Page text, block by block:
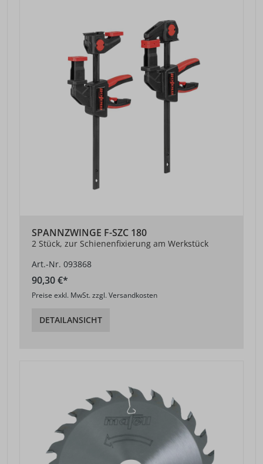
SPANNZWINGE F-SZC 180
2 Stück, zur Schienenfixierung am Werkstück
Art.-Nr. 093868
90,30 €*
Preise exkl. MwSt. zzgl. Versandkosten
DETAILANSICHT